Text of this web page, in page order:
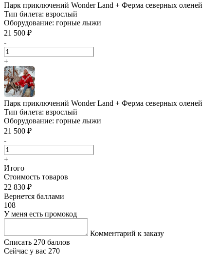
Парк приключений Wonder Land + Ферма северных оленей
Тип билета: взрослый
Оборудование: горные лыжи
21 500 ₽
-
+
Парк приключений Wonder Land + Ферма северных оленей
Тип билета: взрослый
Оборудование: горные лыжи
21 500 ₽
-
+
Итого
Стоимость товаров
22 830 ₽
Вернется баллами
108
У меня есть промокод
Комментарий к заказу
Списать 270 баллов
Сейчас у вас 270